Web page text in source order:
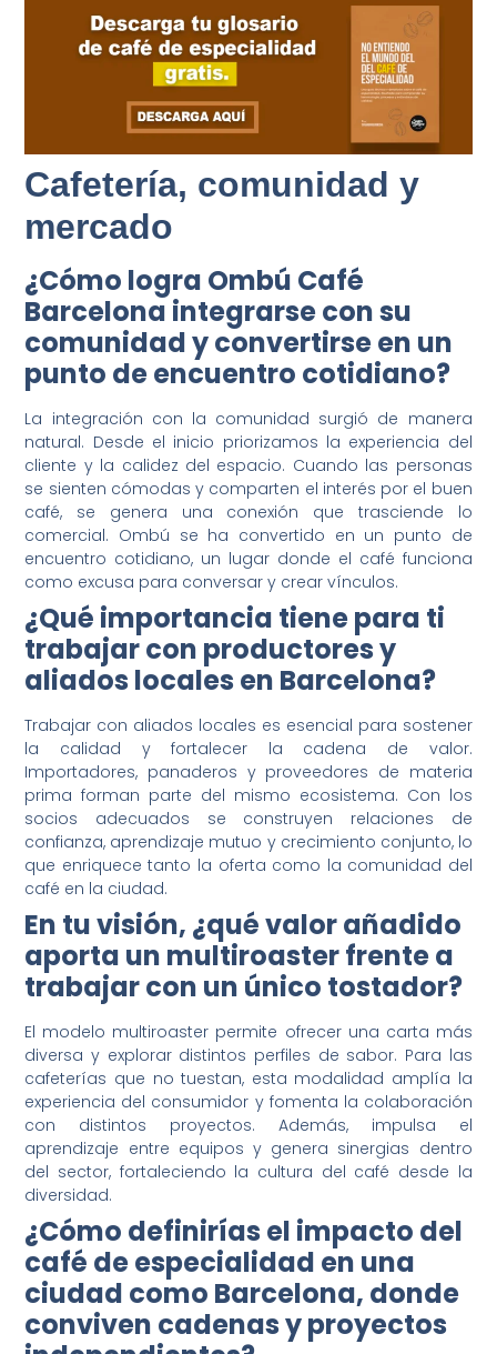
Cafetería, comunidad y
mercado
¿Cómo logra Ombú Café
Barcelona integrarse con su
comunidad y convertirse en un
punto de encuentro cotidiano?
La integración con la comunidad surgió de manera
natural. Desde el inicio priorizamos la experiencia del
cliente y la calidez del espacio. Cuando las personas
se sienten cómodas y comparten el interés por el buen
café, se genera una conexión que trasciende lo
comercial. Ombú se ha convertido en un punto de
encuentro cotidiano, un lugar donde el café funciona
como excusa para conversar y crear vínculos.
¿Qué importancia tiene para ti
trabajar con productores y
aliados locales en Barcelona?
Trabajar con aliados locales es esencial para sostener
la calidad y fortalecer la cadena de valor.
Importadores, panaderos y proveedores de materia
prima forman parte del mismo ecosistema. Con los
socios adecuados se construyen relaciones de
confianza, aprendizaje mutuo y crecimiento conjunto, lo
que enriquece tanto la oferta como la comunidad del
café en la ciudad.
En tu visión, ¿qué valor añadido
aporta un multiroaster frente a
trabajar con un único tostador?
El modelo multiroaster permite ofrecer una carta más
diversa y explorar distintos perfiles de sabor. Para las
cafeterías que no tuestan, esta modalidad amplía la
experiencia del consumidor y fomenta la colaboración
con distintos proyectos. Además, impulsa el
aprendizaje entre equipos y genera sinergias dentro
del sector, fortaleciendo la cultura del café desde la
diversidad.
¿Cómo definirías el impacto del
café de especialidad en una
ciudad como Barcelona, donde
conviven cadenas y proyectos